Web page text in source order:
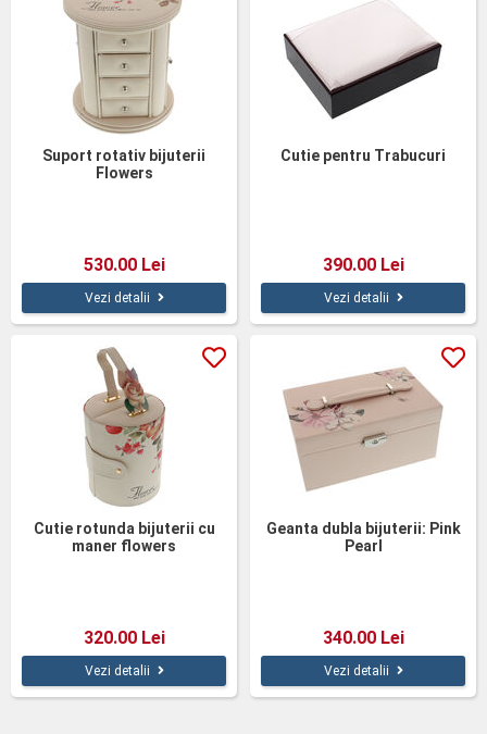
Suport rotativ bijuterii
Flowers
530.00 Lei
Vezi detalii
Cutie pentru Trabucuri
390.00 Lei
Vezi detalii
Cutie rotunda bijuterii cu
maner flowers
320.00 Lei
Vezi detalii
Geanta dubla bijuterii: Pink
Pearl
340.00 Lei
Vezi detalii